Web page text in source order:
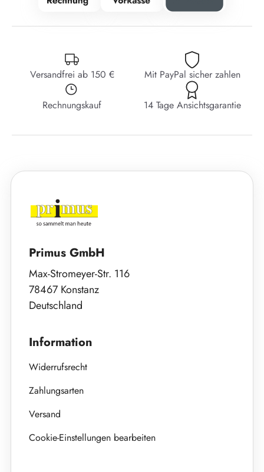
Versandfrei ab 150 € Mit PayPal sicher zahlen
Rechnungskauf 14 Tage Ansichtsgarantie
Primus GmbH
Max-Stromeyer-Str. 116
78467 Konstanz
Deutschland
Information
Widerrufsrecht
Zahlungsarten
Versand
Cookie-Einstellungen bearbeiten